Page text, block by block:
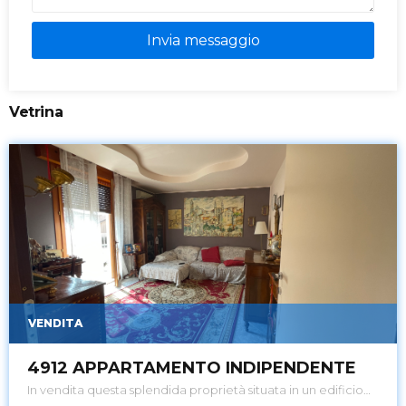
Invia messaggio
Vetrina
VENDITA
4912 APPARTAMENTO INDIPENDENTE
In vendita questa splendida proprietà situata in un edificio